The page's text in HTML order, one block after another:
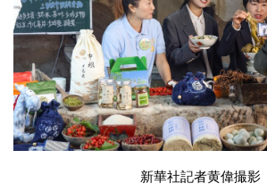
新華社記者黄偉撮影